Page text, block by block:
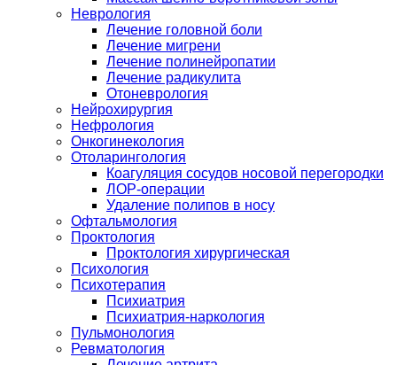
Неврология
Лечение головной боли
Лечение мигрени
Лечение полинейропатии
Лечение радикулита
Отоневрология
Нейрохирургия
Нефрология
Онкогинекология
Отоларингология
Коагуляция сосудов носовой перегородки
ЛОР-операции
Удаление полипов в носу
Офтальмология
Проктология
Проктология хирургическая
Психология
Психотерапия
Психиатрия
Психиатрия-наркология
Пульмонология
Ревматология